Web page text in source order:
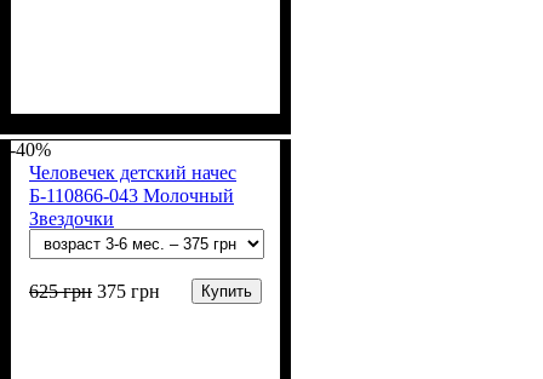
-40%
Человечек детский начес
Б-110866-043 Молочный
Звездочки
625грн 375 грн Купить